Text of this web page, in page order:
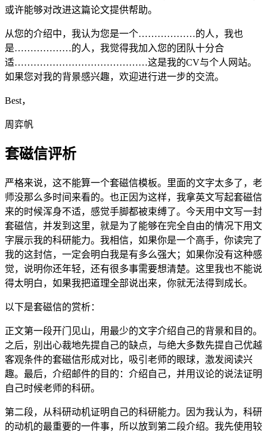
或许能够对改进这篇论文提供帮助。
从您的介绍中，我认为您是一个………………的人，我也
是………………的人，我觉得我加入您的团队十分合
适……………………………………这是我的CV与个人网站。
如果您对我的背景感兴趣，欢迎进行进一步的交流。
Best，
周弈帆
套磁信评析
严格来说，这不能算一个套磁信模板。里面的文字太多了，老
师没那么多时间来看的。也正因为这样，我拿英文写起套磁信
来的时候浑身不适，感觉手脚都被束缚了。今天用中文写一封
套磁信，并发到这里，就是为了能够在完全自由的情况下用文
字展示我的科研能力。我相信，如果你是一个高手，你读完了
我的这封信，一定会明白我是有多么强大；如果你没有这种感
觉，说明你还年轻，还有很多事需要想清楚。这里我也不能说
得太明白，如果我把道理全部说出来，你就无法得到成长。
以下是套磁信的赏析：
正文第一段开门见山，用最少的文字介绍自己的背景和目的。
之后，别出心裁地先提自己的缺点，与绝大多数先提自己优越
客观条件的套磁信形成对比，吸引老师的眼球，激发阅读兴
趣。最后，介绍邮件的目的：介绍自己，并用议论的说法证明
自己时候老师的科研。
第二段，从科研动机证明自己的科研能力。因为我认为，科研
的动机的最重要的一件事，所以放到第二段介绍。我先使用较